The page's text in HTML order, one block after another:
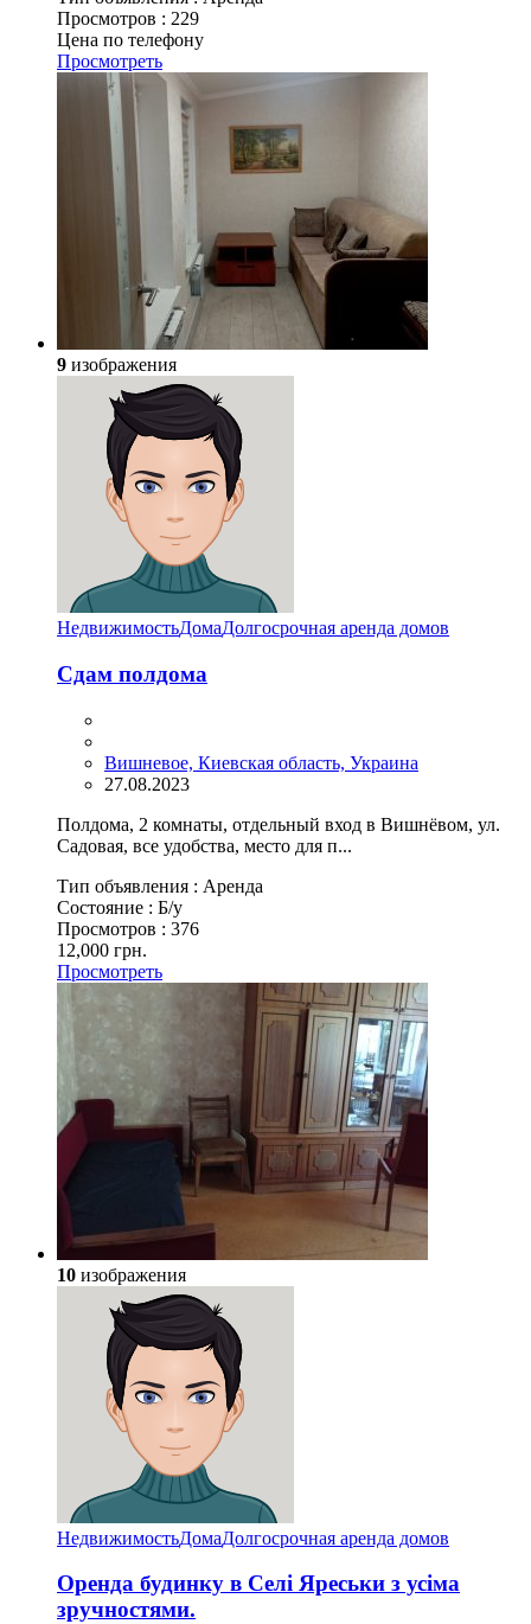
Просмотров : 229
Цена по телефону
Просмотреть
9 изображения
НедвижимостьДомаДолгосрочная аренда домов
Сдам полдома
Вишневое, Киевская область, Украина
27.08.2023
Полдома, 2 комнаты, отдельный вход в Вишнёвом, ул.
Садовая, все удобства, место для п...
Тип объявления : Аренда
Состояние : Б/у
Просмотров : 376
12,000 грн.
Просмотреть
10 изображения
НедвижимостьДомаДолгосрочная аренда домов
Оренда будинку в Селі Яреськи з усіма
зручностями.